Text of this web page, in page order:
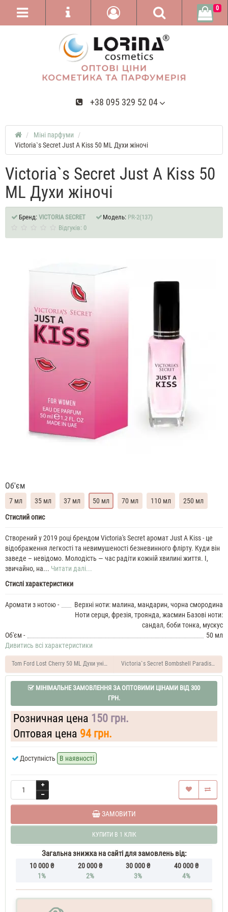
+38 095 329 52 04
0
Міні парфуми
Victoria`s Secret Just A Kiss 50 ML Духи жіночі
Victoria`s Secret Just A Kiss 50
ML Духи жіночі
Бренд: VICTORIA SECRET Модель: PR-2(137)
Відгуків: 0
Об'єм
7 мл 35 мл 37 мл 50 мл 70 мл 110 мл
250 мл
Victoria`s
Just
A
Kiss
Духи
масляні
ML
Just
A
Kiss
ML
Secret
Just
Kiss
ML
жіночіVictoria`s
Just
Kiss
ML
Victoria`s
Стислий опис
Створений у 2019 році брендом Victoria's Secret аромат Just A Kiss - це
відображення легкості та невимушеності безневинного флірту. Куди він
заведе – невідомо. Молодість — час радіти кожній хвилині життя. І,
звичайно, на... Читати далі...
Стислі характеристики
Аромати з нотою -
Верхні ноти: малина, мандарин, чорна смородина
Ноти серця, фрезія, троянда, жасмин Базові ноти:
сандал, боби тонка, мускус
Об'єм -
50 мл
Дивитись всі характеристики
Tom Ford Lost Cherry 50 ML Духи унісекс Victoria`s Secret Bombshell Paradise 50
МІНІМАЛЬНЕ ЗАМОВЛЕННЯ ЗА ОПТОВИМИ ЦІНАМИ ВІД 300
ГРН.
Розничная цена 150 грн.
Оптовая цена 94 грн.
Доступність В наявності
ЗАМОВИТИ
КУПИТИ В 1 КЛІК
Загальна знижка на сайті для замовлень від:
10 000 ₴
1%
20 000 ₴
2%
30 000 ₴
3%
40 000 ₴
4%